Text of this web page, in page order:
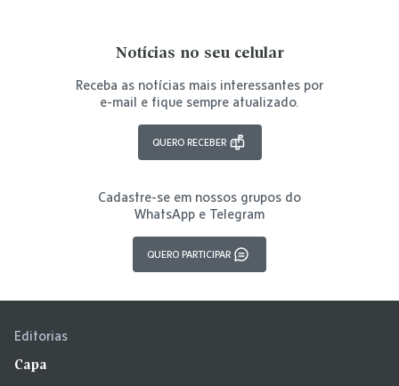
Notícias no seu celular
Receba as notícias mais interessantes por
e-mail e fique sempre atualizado.
QUERO RECEBER
Cadastre-se em nossos grupos do
WhatsApp e Telegram
QUERO PARTICIPAR
Editorias
Capa